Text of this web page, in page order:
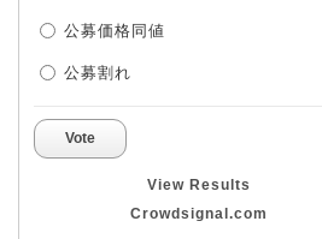
公募価格同値
公募割れ
Vote
View Results
Crowdsignal.com